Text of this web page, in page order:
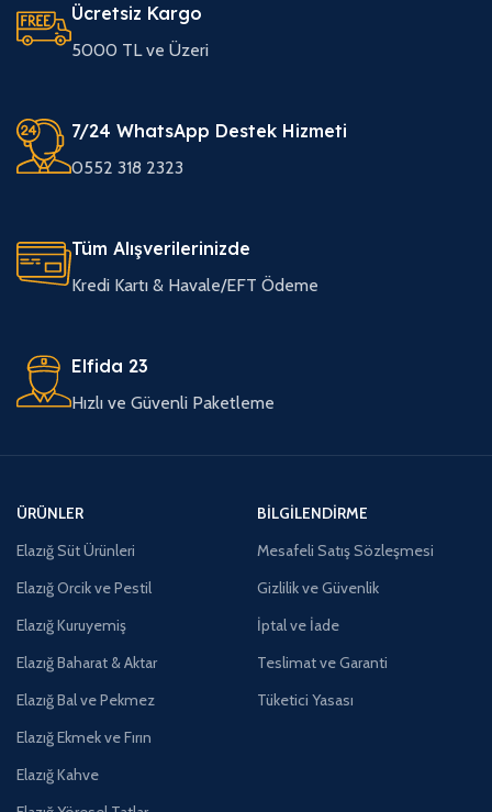
Ücretsiz Kargo
5000 TL ve Üzeri
7/24 WhatsApp Destek Hizmeti
0552 318 2323
Tüm Alışverilerinizde
Kredi Kartı & Havale/EFT Ödeme
Elfida 23
Hızlı ve Güvenli Paketleme
ÜRÜNLER
Elazığ Süt Ürünleri
Elazığ Orcik ve Pestil
Elazığ Kuruyemiş
Elazığ Baharat & Aktar
Elazığ Bal ve Pekmez
Elazığ Ekmek ve Fırın
Elazığ Kahve
BILGILENDIRME
Mesafeli Satış Sözleşmesi
Gizlilik ve Güvenlik
İptal ve İade
Teslimat ve Garanti
Tüketici Yasası